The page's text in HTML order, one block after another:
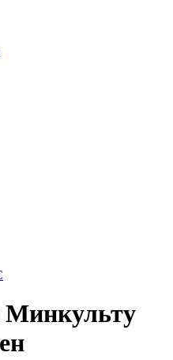
Минкульту